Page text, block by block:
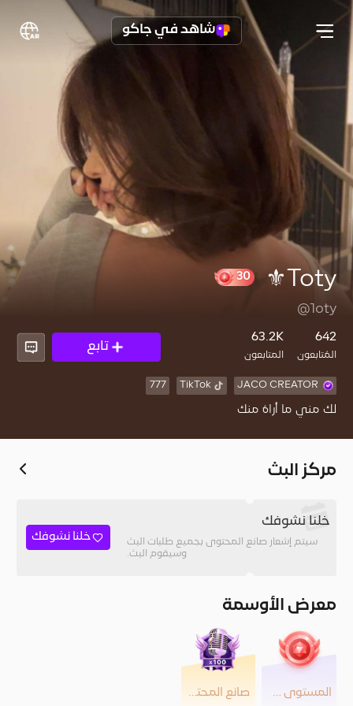
شاهد في جاكو
Toty⚜️
@1oty
642
المُتابعون
63.2K
المتابعون
تابع
JACO CREATOR
TikTok
777
لك مني ما أراهُ منك
مركز البث
خلنا نشوفك
سيتم إشعار صانع المحتوى بجميع طلبات البث
وسيقوم البث.
خلنا نشوفك
معرض الأوسمة
المستوى 30 صانع المحتوى